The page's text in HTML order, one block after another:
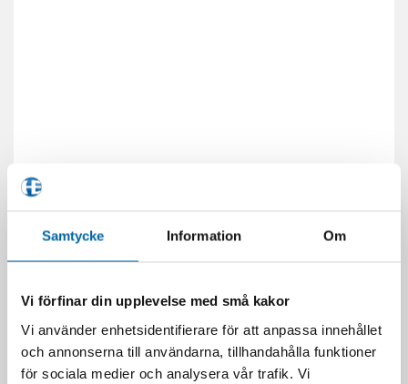
Samtycke Information Om
Vi förfinar din upplevelse med små kakor
Vi använder enhetsidentifierare för att anpassa innehållet
och annonserna till användarna, tillhandahålla funktioner
för sociala medier och analysera vår trafik. Vi
RELATERADE PRODUKTER